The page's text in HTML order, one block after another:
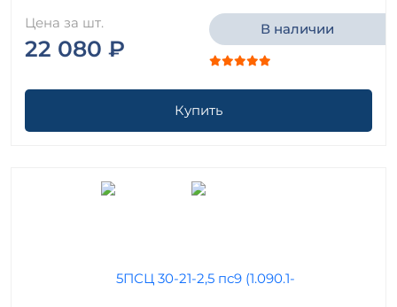
Цена за шт.
22 080 ₽
В наличии
Купить